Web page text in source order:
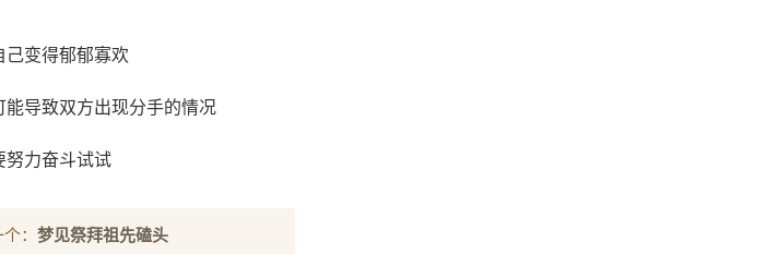
变得郁郁寡欢
导致双方出现分手的情况
努力奋斗试试
个：梦见祭拜祖先磕头